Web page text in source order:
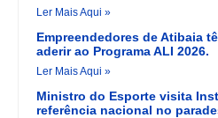
Ler Mais Aqui »
Empreendedores de Atibaia
aderir ao Programa ALI 2026.
Ler Mais Aqui »
Ministro do Esporte visita
referência nacional no